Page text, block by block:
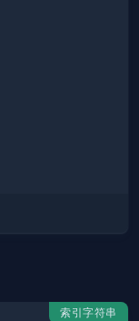
索引字符串